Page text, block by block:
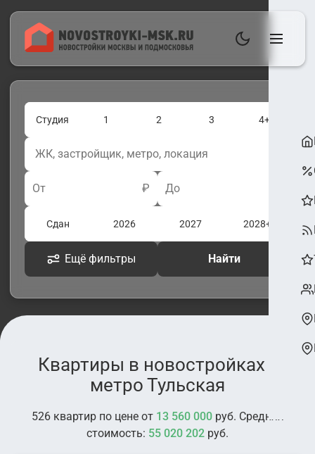
Студия 1 2 3 4+
От ₽ До
Сдан 2026 2027 2028+
Ещё фильтры Найти
Квартиры в новостройках у
метро Тульская
526 квартир по цене от 13 560 000руб. Средняя
стоимость: 55 020 202 руб.